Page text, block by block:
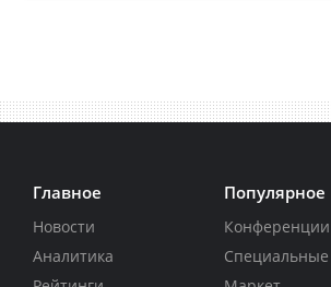
Главное
Новости
Аналитика
Популярное
Конференции